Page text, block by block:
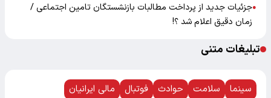
●جزئیات جدید از پرداخت مطالبات بازنشستگان تامین اجتماعی /
زمان دقیق اعلام شد ؟!
تبلیغات متنی
سینما سلامت حوادث فوتبال
مالی ایرانیان